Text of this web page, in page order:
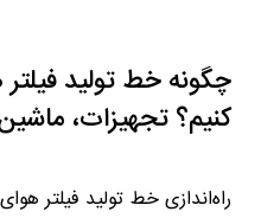
چگونه خط تولید فیلتر
کنیم؟ تجهیزات،
راه‌اندازی خط تولید فیلتر